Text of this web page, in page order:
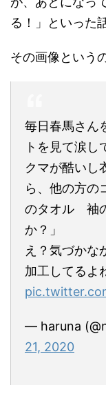
る！」といった
その画像という
毎日春馬さん
トを見て涙
クマが酷いし
ら、他の方の
のタオル 袖
か？」
え？気づかな
加工してるよ
— haruna
21, 2020